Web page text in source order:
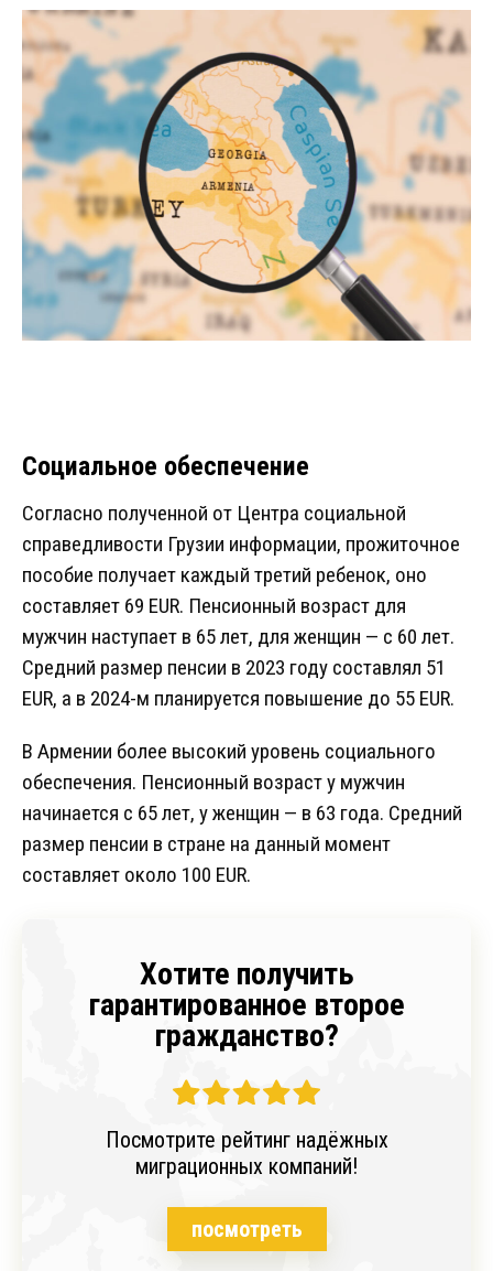
Социальное обеспечение
Согласно полученной от Центра социальной
справедливости Грузии информации, прожиточное
пособие получает каждый третий ребенок, оно
составляет 69 EUR. Пенсионный возраст для
мужчин наступает в 65 лет, для женщин — с 60 лет.
Средний размер пенсии в 2023 году составлял 51
EUR, а в 2024-м планируется повышение до 55 EUR.
В Армении более высокий уровень социального
обеспечения. Пенсионный возраст у мужчин
начинается с 65 лет, у женщин — в 63 года. Средний
размер пенсии в стране на данный момент
составляет около 100 EUR.
Хотите получить
гарантированное второе
гражданство?
Посмотрите рейтинг надёжных
миграционных компаний!
посмотреть